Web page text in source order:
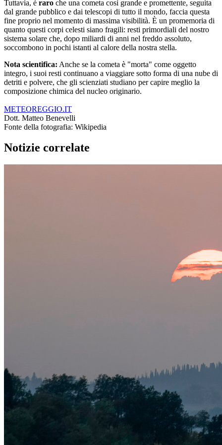
Tuttavia, è raro che una cometa così grande e promettente, seguita
dal grande pubblico e dai telescopi di tutto il mondo, faccia questa
fine proprio nel momento di massima visibilità. È un promemoria di
quanto questi corpi celesti siano fragili: resti primordiali del nostro
sistema solare che, dopo miliardi di anni nel freddo assoluto,
soccombono in pochi istanti al calore della nostra stella.
Nota scientifica: Anche se la cometa è "morta" come oggetto
integro, i suoi resti continuano a viaggiare sotto forma di una nube di
detriti e polvere, che gli scienziati studiano per capire meglio la
composizione chimica del nucleo originario.
METEOREGGIO.IT
Dott. Matteo Benevelli
Fonte della fotografia: Wikipedia
Notizie correlate